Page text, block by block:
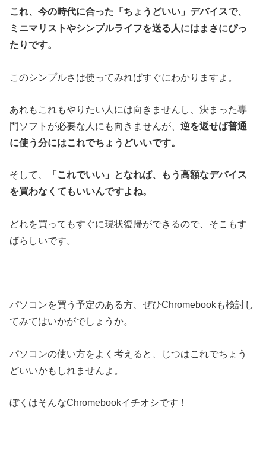
これ、今の時代に合った「ちょうどいい」デバイスで、
ミニマリストやシンプルライフを送る人にはまさにぴっ
たりです。
このシンプルさは使ってみればすぐにわかりますよ。
あれもこれもやりたい人には向きませんし、決まった専
門ソフトが必要な人にも向きませんが、逆を返せば普通
に使う分にはこれでちょうどいいです。
そして、
「これでいい」となれば、もう高額なデバイス
を買わなくてもいいんですよね。
どれを買ってもすぐに現状復帰ができるので、そこもす
ばらしいです。
パソコンを買う予定のある方、ぜひChromebookも検討し
てみてはいかがでしょうか。
パソコンの使い方をよく考えると、じつはこれでちょう
どいいかもしれませんよ。
ぼくはそんなChromebookイチオシです！